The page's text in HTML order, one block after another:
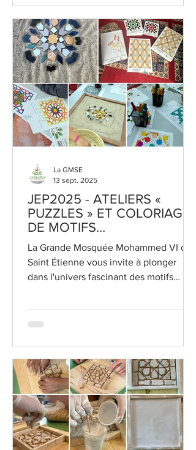
JEP2025 - ATELIERS «
PUZZLES » ET COLORIAGE
DE MOTIFS
GÉOMÉTRIQUES
La Grande Mosquée Mohammed VI de
Saint Étienne vous invite à plonger
dans l'univers fascinant des motifs
La GMSE
13 sept. 2025